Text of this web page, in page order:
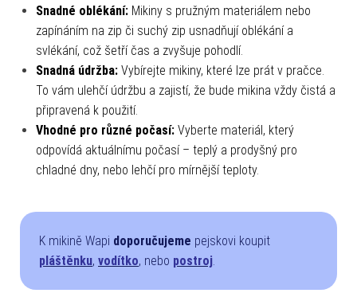
Snadné oblékání: Mikiny s pružným materiálem nebo
zapínáním na zip či suchý zip usnadňují oblékání a
svlékání, což šetří čas a zvyšuje pohodlí.
Snadná údržba: Vybírejte mikiny, které lze prát v pračce.
To vám ulehčí údržbu a zajistí, že bude mikina vždy čistá a
připravená k použití.
Vhodné pro různé počasí: Vyberte materiál, který
odpovídá aktuálnímu počasí – teplý a prodyšný pro
chladné dny, nebo lehčí pro mírnější teploty.
K mikině Wapi doporučujeme pejskovi koupit
pláštěnku, vodítko, nebo postroj